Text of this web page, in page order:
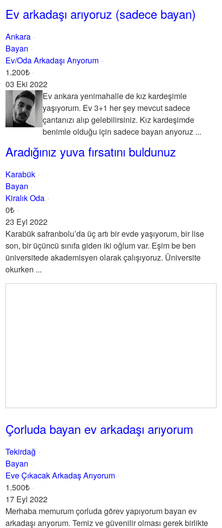
Ev arkadaşı arıyoruz (sadece bayan)
Ankara
Bayan
Ev/Oda Arkadaşı Arıyorum
1.200₺
03 Eki 2022
Ev ankara yenimahalle de kız kardeşimle
yaşıyorum. Ev 3+1 her şey mevcut sadece
çantanızı alıp gelebilirsiniz. Kız kardeşimde
benimle olduğu için sadece bayan arıyoruz ...
Aradığınız yuva fırsatını buldunuz
Karabük
Bayan
Kiralık Oda
0₺
23 Eyl 2022
Karabük safranbolu’da üç artı bir evde yaşıyorum, bir lise
son, bir üçüncü sınıfa giden iki oğlum var. Eşim be ben
üniversitede akademisyen olarak çalışıyoruz. Üniversite
okurken ...
Çorluda bayan ev arkadaşı arıyorum
Tekirdağ
Bayan
Eve Çıkacak Arkadaş Arıyorum
1.500₺
17 Eyl 2022
Merhaba memurum çorluda görev yapıyorum bayan ev
arkadaşı arıyorum. Temiz ve güvenilir olması gerek birlikte